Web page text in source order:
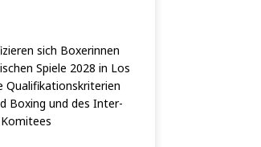
sich Boxe­rin­nen
Spie­le 2028 in Los
Qua­li­fi­ka­ti­ons­kri­te­ri­en
Boxing und des Inter­